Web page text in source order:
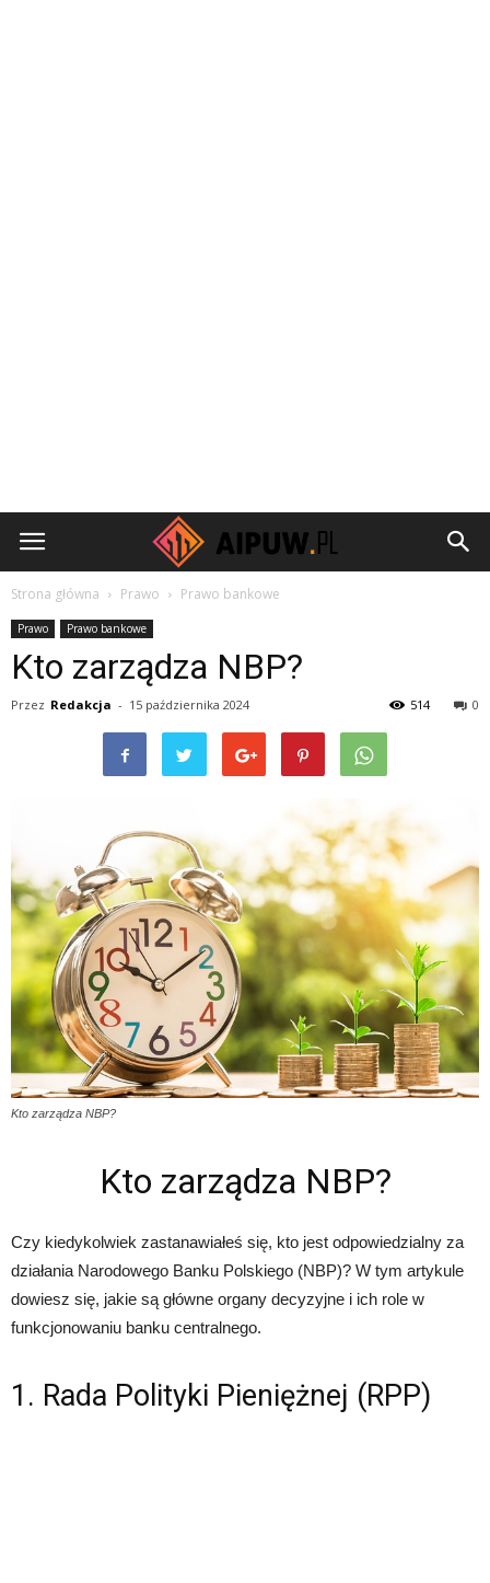
Aipuw.pl
Strona główna Prawo Prawo bankowe
Prawo Prawo bankowe
Kto zarządza NBP?
Przez Redakcja - 15 października 2024 0
514
Kto zarządza NBP?
Kto zarządza NBP?
Czy kiedykolwiek zastanawiałeś się, kto jest odpowiedzialny za
działania Narodowego Banku Polskiego (NBP)? W tym artykule
dowiesz się, jakie są główne organy decyzyjne i ich role w
funkcjonowaniu banku centralnego.
1. Rada Polityki Pieniężnej (RPP)